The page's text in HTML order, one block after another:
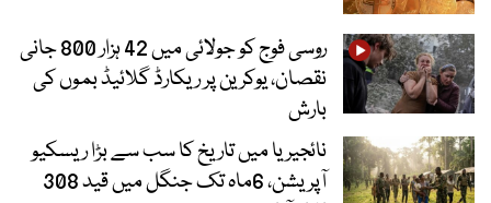
روسی فوج کو جولائی میں 42 ہزار 800 جانی
نقصان، یوکرین پر ریکارڈ گلائیڈ بموں کی
بارش
نائجیریا میں تاریخ کا سب سے بڑا ریسکیو
آپریشن، 6ماہ تک جنگل میں قید 308